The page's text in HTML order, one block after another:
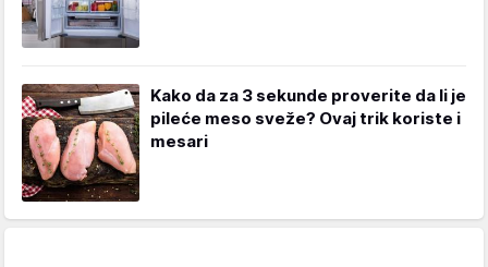
Kako da za 3 sekunde proverite da li je
pileće meso sveže? Ovaj trik koriste i
mesari